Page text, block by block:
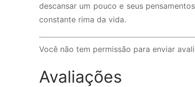
descansar um pouco e seus
constante rima da vida.
Você não tem permissão para enviar
Avaliações